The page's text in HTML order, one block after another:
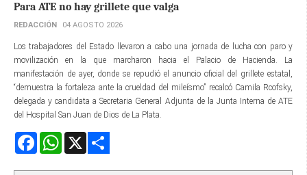
Para ATE no hay grillete que valga
REDACCIÓN 04 AGOSTO 2026
Los trabajadores del Estado llevaron a cabo una jornada de lucha con paro y
movilización en la que marcharon hacia el Palacio de Hacienda. La
manifestación de ayer, donde se repudió el anuncio oficial del grillete estatal,
“demuestra la fortaleza ante la crueldad del mileísmo” recalcó Camila Rcofsky,
delegada y candidata a Secretaria General Adjunta de la Junta Interna de ATE
del Hospital San Juan de Dios de La Plata.
FacebookWhatsApp